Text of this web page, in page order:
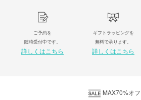
ご予約を
随時受付中です。
詳しくはこちら
ギフトラッピングを
無料で承ります。
詳しくはこちら
MAX70%オフ